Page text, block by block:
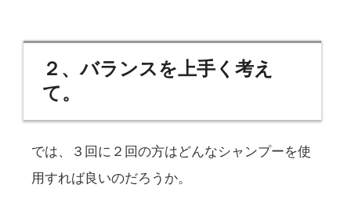
２、バランスを上手く考え
て。
では、３回に２回の方はどんなシャンプーを使
用すれば良いのだろうか。